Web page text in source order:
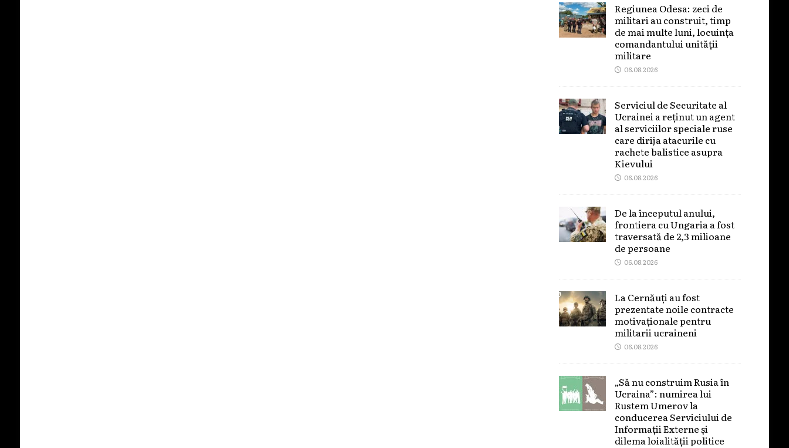
Regiunea Odesa: zeci de
militari au construit, timp
de mai multe luni, locuința
comandantului unității
militare
06.08.2026
Serviciul de Securitate al
Ucrainei a reținut un agent
al serviciilor speciale ruse
care dirija atacurile cu
rachete balistice asupra
Kievului
06.08.2026
De la începutul anului,
frontiera cu Ungaria a fost
traversată de 2,3 milioane
de persoane
06.08.2026
La Cernăuți au fost
prezentate noile contracte
motivaționale pentru
militarii ucraineni
06.08.2026
„Să nu construim Rusia în
Ucraina”: numirea lui
Rustem Umerov la
conducerea Serviciului de
Informații Externe și
dilema loialității politice